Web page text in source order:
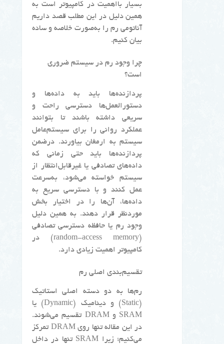
بسیار بااهمیت در کامپیوتر است به
همین دلیل در این مطلب قصد داریم
آناتومی رم را به‌صورت خلاصه و ساده
بیان کنیم.
چرا وجود رم در سیستم ضروری
است؟
پردازنده‌ها باید به داده‌ها و
دستورالعمل‌ها دسترسی راحت و
سریعی داشته باشند تا بتوانند
عملکرد روانی را برای سیستم‌عامل
سیستم به ارمغان بیاورند. درضمن
پردازنده‌ها باید حتی زمانی که
داده‌های تصادفی یا غیرقابل‌انتظار از
سیستم خواسته می‌شود، به‌سرعت
عمل کنند و با دسترسی سریع به
داده‌ها، آن‌ها را در اختیار بخش
موردنظر قرار دهند. به همین دلیل
وجود رم یا حافظه دسترسی تصادفی
(random-access memory) در
کامپیوتر اهمیت زیادی دارد.
تقسیم‌بندی اصلی رم
رم‌ها به دو دسته اصلی استاتیک
(Static) و دینامیک (Dynamic) یا
SRAM و DRAM تقسیم می‌شوند.
در این مقاله تنها روی DRAM تمرکز
می‌کنیم؛ زیرا SRAM تنها در داخل